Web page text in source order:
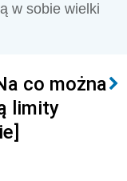
w sobie wielki
co można
limity